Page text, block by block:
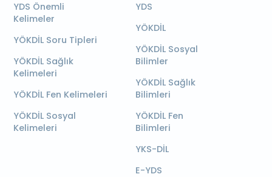
YDS Önemli
Kelimeler
YÖKDİL Soru Tipleri
YÖKDİL Sağlık
Kelimeleri
YÖKDİL Fen Kelimeleri
YÖKDİL Sosyal
Kelimeleri
YDS
YÖKDİL
YÖKDİL Sosyal
Bilimler
YÖKDİL Sağlık
Bilimleri
YÖKDİL Fen
Bilimleri
YKS-DİL
E-YDS